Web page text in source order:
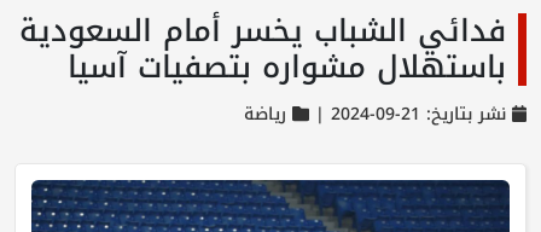
فدائي الشباب يخسر أمام السعودية
باستهلال مشواره بتصفيات آسيا
نشر بتاريخ: 21-09-2024 | رياضة